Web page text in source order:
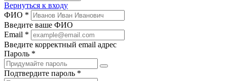
Вернуться к входу
ФИО *
Введите ваше ФИО
Email *
Введите корректный email адрес
Пароль *
Подтвердите пароль *